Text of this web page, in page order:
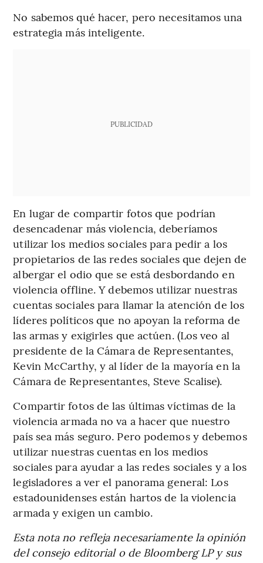
No sabemos qué hacer, pero necesitamos una
estrategia más inteligente.
PUBLICIDAD
En lugar de compartir fotos que podrían
desencadenar más violencia, deberíamos
utilizar los medios sociales para pedir a los
propietarios de las redes sociales que dejen de
albergar el odio que se está desbordando en
violencia offline. Y debemos utilizar nuestras
cuentas sociales para llamar la atención de los
líderes políticos que no apoyan la reforma de
las armas y exigirles que actúen. (Los veo al
presidente de la Cámara de Representantes,
Kevin McCarthy, y al líder de la mayoría en la
Cámara de Representantes, Steve Scalise).
Compartir fotos de las últimas víctimas de la
violencia armada no va a hacer que nuestro
país sea más seguro. Pero podemos y debemos
utilizar nuestras cuentas en los medios
sociales para ayudar a las redes sociales y a los
legisladores a ver el panorama general: Los
estadounidenses están hartos de la violencia
armada y exigen un cambio.
Esta nota no refleja necesariamente la opinión
del consejo editorial o de Bloomberg LP y sus